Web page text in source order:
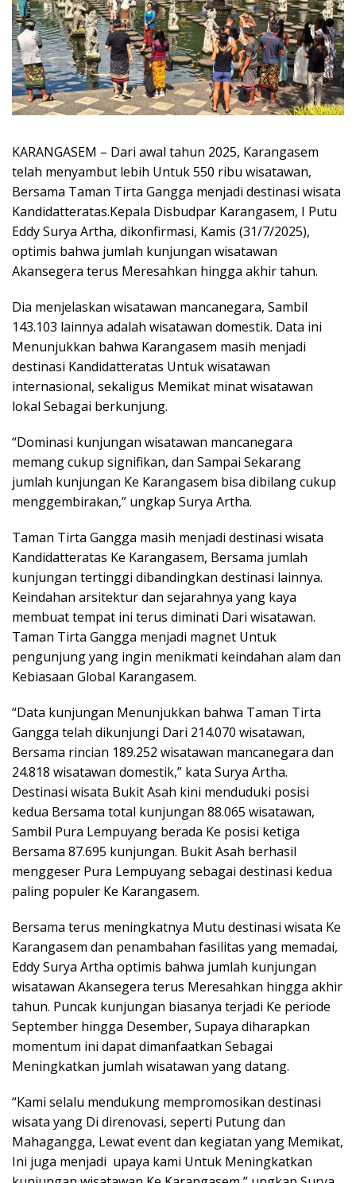
KARANGASEM – Dari awal tahun 2025, Karangasem
telah menyambut lebih Untuk 550 ribu wisatawan,
Bersama Taman Tirta Gangga menjadi destinasi wisata
Kandidatteratas.Kepala Disbudpar Karangasem, I Putu
Eddy Surya Artha, dikonfirmasi, Kamis (31/7/2025),
optimis bahwa jumlah kunjungan wisatawan
Akansegera terus Meresahkan hingga akhir tahun.
Dia menjelaskan wisatawan mancanegara, Sambil
143.103 lainnya adalah wisatawan domestik. Data ini
Menunjukkan bahwa Karangasem masih menjadi
destinasi Kandidatteratas Untuk wisatawan
internasional, sekaligus Memikat minat wisatawan
lokal Sebagai berkunjung.
“Dominasi kunjungan wisatawan mancanegara
memang cukup signifikan, dan Sampai Sekarang
jumlah kunjungan Ke Karangasem bisa dibilang cukup
menggembirakan,” ungkap Surya Artha.
Taman Tirta Gangga masih menjadi destinasi wisata
Kandidatteratas Ke Karangasem, Bersama jumlah
kunjungan tertinggi dibandingkan destinasi lainnya.
Keindahan arsitektur dan sejarahnya yang kaya
membuat tempat ini terus diminati Dari wisatawan.
Taman Tirta Gangga menjadi magnet Untuk
pengunjung yang ingin menikmati keindahan alam dan
Kebiasaan Global Karangasem.
“Data kunjungan Menunjukkan bahwa Taman Tirta
Gangga telah dikunjungi Dari 214.070 wisatawan,
Bersama rincian 189.252 wisatawan mancanegara dan
24.818 wisatawan domestik,” kata Surya Artha.
Destinasi wisata Bukit Asah kini menduduki posisi
kedua Bersama total kunjungan 88.065 wisatawan,
Sambil Pura Lempuyang berada Ke posisi ketiga
Bersama 87.695 kunjungan. Bukit Asah berhasil
menggeser Pura Lempuyang sebagai destinasi kedua
paling populer Ke Karangasem.
Bersama terus meningkatnya Mutu destinasi wisata Ke
Karangasem dan penambahan fasilitas yang memadai,
Eddy Surya Artha optimis bahwa jumlah kunjungan
wisatawan Akansegera terus Meresahkan hingga akhir
tahun. Puncak kunjungan biasanya terjadi Ke periode
September hingga Desember, Supaya diharapkan
momentum ini dapat dimanfaatkan Sebagai
Meningkatkan jumlah wisatawan yang datang.
“Kami selalu mendukung mempromosikan destinasi
wisata yang Di direnovasi, seperti Putung dan
Mahagangga, Lewat event dan kegiatan yang Memikat,
Ini juga menjadi upaya kami Untuk Meningkatkan